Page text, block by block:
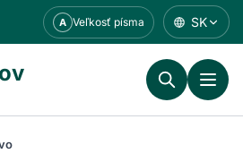
A Veľkosť písma SK